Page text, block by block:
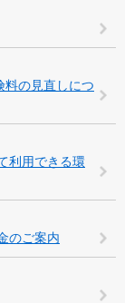
料の見直しにつ
利用できる環
のご案内